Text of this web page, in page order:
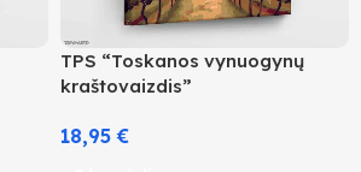
TPS “Toskanos vynuogynų
kraštovaizdis”
18,95€